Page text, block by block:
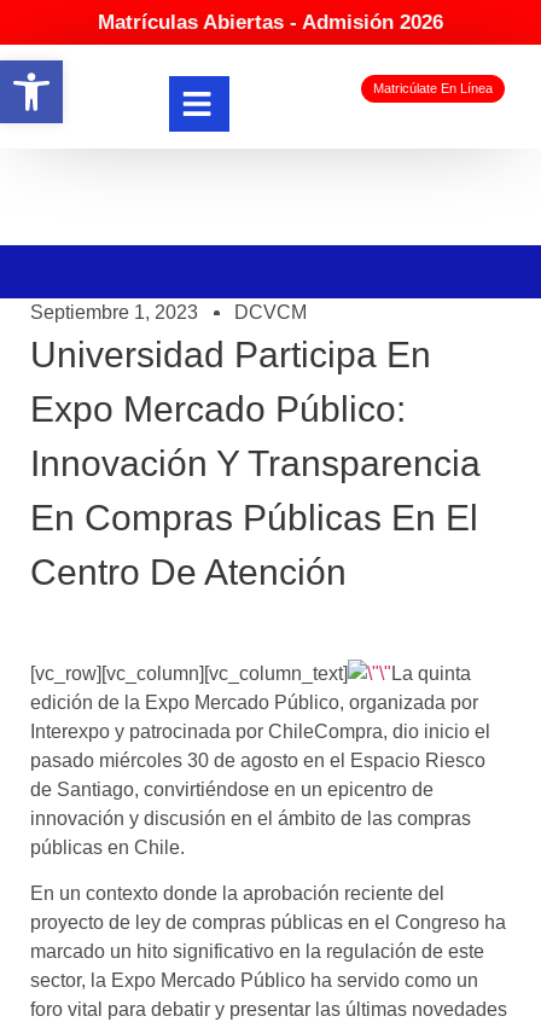
Abrir barra de herramientas
Matrículas Abiertas - Admisión 2026
Matricúlate En Línea
Septiembre 1, 2023 DCVCM
Universidad Participa En
Expo Mercado Público:
Innovación Y Transparencia
En Compras Públicas En El
Centro De Atención
[vc_row][vc_column][vc_column_text]
La quinta
edición de la Expo Mercado Público, organizada por
Interexpo y patrocinada por ChileCompra, dio inicio el
pasado miércoles 30 de agosto en el Espacio Riesco
de Santiago, convirtiéndose en un epicentro de
innovación y discusión en el ámbito de las compras
públicas en Chile.
En un contexto donde la aprobación reciente del
proyecto de ley de compras públicas en el Congreso ha
marcado un hito significativo en la regulación de este
sector, la Expo Mercado Público ha servido como un
foro vital para debatir y presentar las últimas novedades